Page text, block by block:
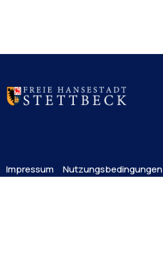
Impressum Nutzungsbedingungen